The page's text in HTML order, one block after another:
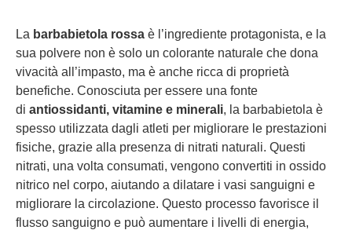
La barbabietola rossa è l’ingrediente protagonista, e la
sua polvere non è solo un colorante naturale che dona
vivacità all’impasto, ma è anche ricca di proprietà
benefiche. Conosciuta per essere una fonte
di antiossidanti, vitamine e minerali, la barbabietola è
spesso utilizzata dagli atleti per migliorare le prestazioni
fisiche, grazie alla presenza di nitrati naturali. Questi
nitrati, una volta consumati, vengono convertiti in ossido
nitrico nel corpo, aiutando a dilatare i vasi sanguigni e
migliorare la circolazione. Questo processo favorisce il
flusso sanguigno e può aumentare i livelli di energia,